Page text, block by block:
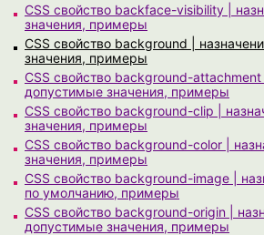
CSS свойство backface-visibility |
значения, примеры
CSS свойство background |
значения, примеры
CSS свойство background-attachment
допустимые значения, примеры
CSS свойство background-clip |
значения, примеры
CSS свойство background-color |
значения, примеры
CSS свойство background-image |
по умолчанию, примеры
CSS свойство background-origin |
допустимые значения, примеры